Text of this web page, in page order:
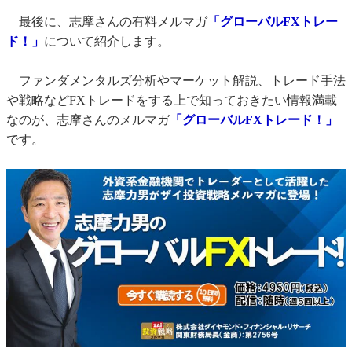
最後に、志摩さんの有料メルマガ「グローバルFXトレー
ド！」 について紹介します。
ファンダメンタルズ分析やマーケット解説、トレード手法
や戦略などFXトレードをする上で知っておきたい情報満載
なのが、志摩さんのメルマガ「グローバルFXトレード！」
です。